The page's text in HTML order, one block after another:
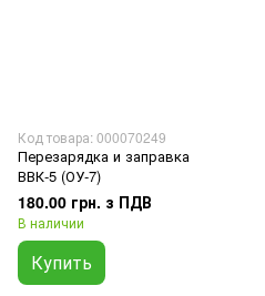
Код товара: 000070249
Перезарядка и заправка
ВВК-5 (ОУ-7)
180.00 грн. з ПДВ
В наличии
Купить